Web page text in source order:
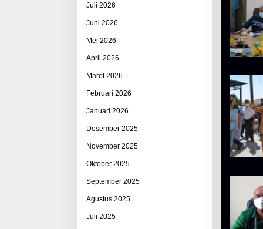
Juli 2026
Juni 2026
Mei 2026
April 2026
Maret 2026
Februari 2026
Januari 2026
Desember 2025
November 2025
Oktober 2025
September 2025
Agustus 2025
Juli 2025